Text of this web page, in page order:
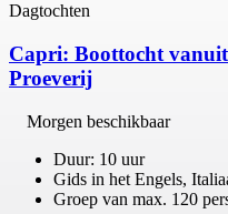
Dagtochten
Capri: Boottocht
Proeverij
Morgen beschikbaar
Duur: 10 uur
Gids in het Engels,
Groep van max. 120